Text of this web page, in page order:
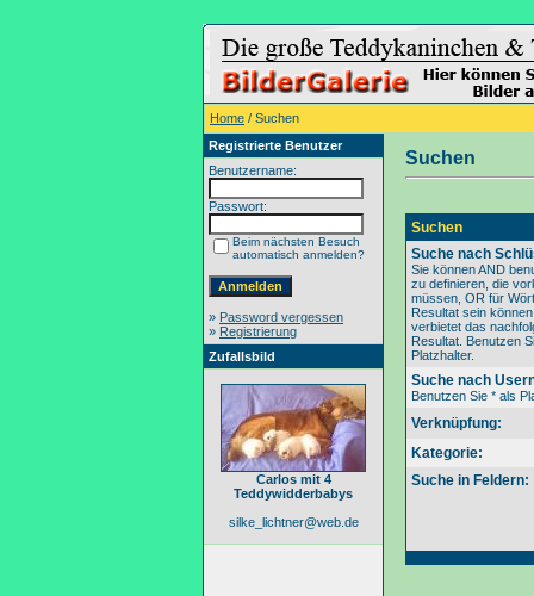
Home / Suchen
Registrierte Benutzer
Benutzername:
Passwort:
Beim nächsten Besuch
automatisch anmelden?
» Password vergessen
» Registrierung
Zufallsbild
Carlos mit 4
Teddywidderbabys
silke_lichtner@web.de
Suchen
Suchen
Suche nach
Sie können AND
zu definieren, die
müssen, OR für
Resultat sein
verbietet das
Resultat. Benutzen
Platzhalter.
Suche nach
Benutzen Sie * als
Verknüpfung:
Kategorie:
Suche in Feldern: